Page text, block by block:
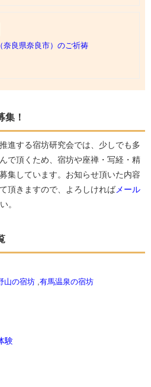
奈良県奈良市）のご祈祷
集！
進する宿坊研究会では、少しでも多
で頂くため、宿坊や座禅・写経・精
集しています。お知らせ頂いた内容
頂きますので、よろしければ メール
。
山の宿坊 有馬温泉の宿坊
験